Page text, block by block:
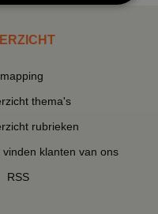
thema's
rubrieken
vinden klanten van ons
RSS